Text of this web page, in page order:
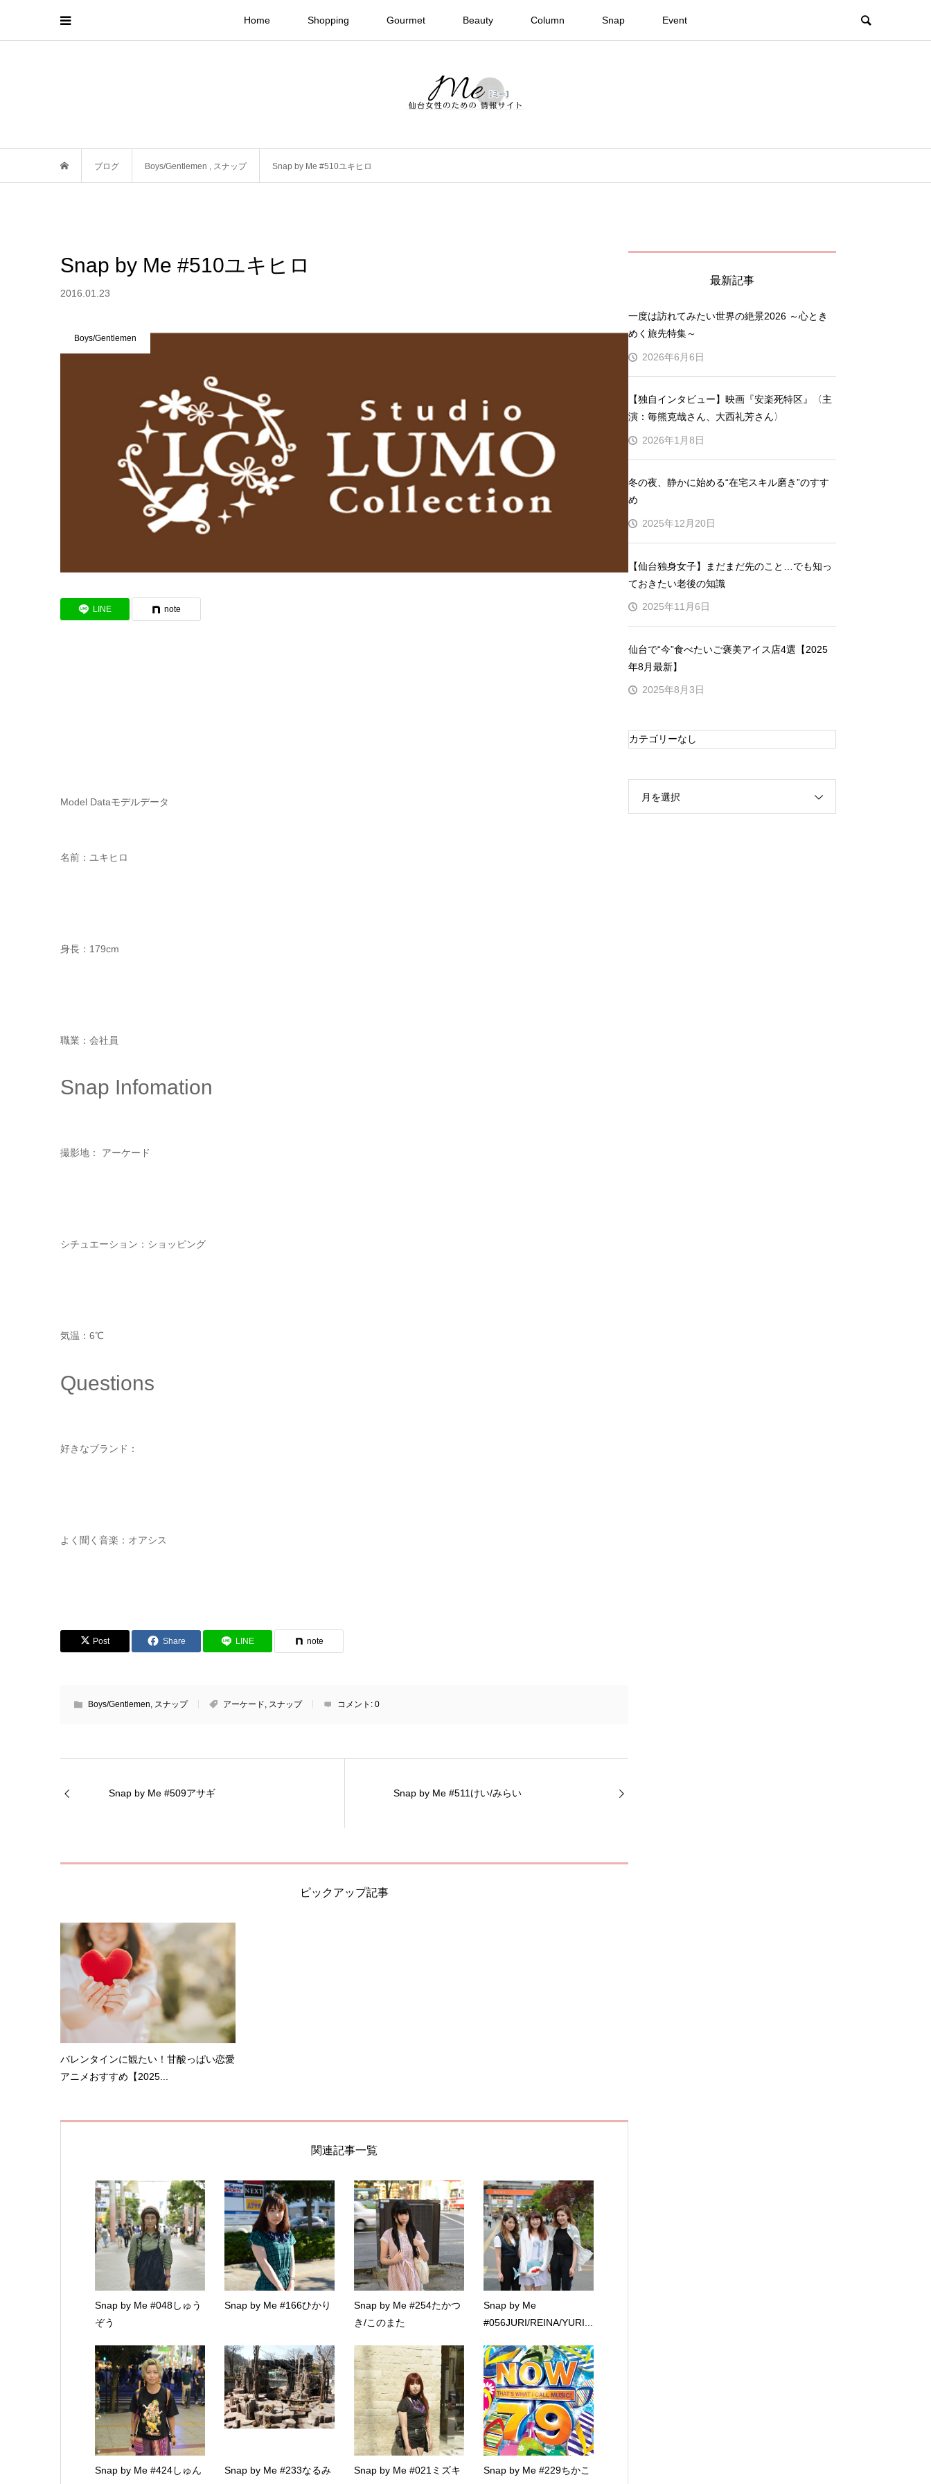
Home Shopping Gourmet Beauty Column Snap Event
ブログ Boys/Gentlemen , スナップ Snap by Me #510ユキヒロ
Snap by Me #510ユキヒロ
2016.01.23
Boys/Gentlemen
LINE note
Model Dataモデルデータ
名前：ユキヒロ
身長：179cm
職業：会社員
Snap Infomation
撮影地： アーケード
シチュエーション：ショッピング
気温：6℃
Questions
好きなブランド：
よく聞く音楽：オアシス
Post Share LINE note
Boys/Gentlemen, スナップ アーケード, スナップ コメント: 0
Snap by Me #509アサギ Snap by Me #511けい/みらい
ピックアップ記事
バレンタインに観たい！甘酸っぱい恋愛
アニメおすすめ【2025...
関連記事一覧
Snap by Me #048しゅう
ぞう
Snap by Me #166ひかり
Snap by Me #254たかつ
き/このまた
Snap by Me
#056JURI/REINA/YURI...
Snap by Me #424しゅん Snap by Me #233なるみ Snap by Me #021ミズキ Snap by Me #229ちかこ
最新記事
一度は訪れてみたい世界の絶景2026 ～心とき
めく旅先特集～
2026年6月6日
【独自インタビュー】映画『安楽死特区』〈主
演：毎熊克哉さん、大西礼芳さん〉
2026年1月8日
冬の夜、静かに始める“在宅スキル磨き”のすす
め
2025年12月20日
【仙台独身女子】まだまだ先のこと…でも知っ
ておきたい老後の知識
2025年11月6日
仙台で“今”食べたいご褒美アイス店4選【2025
年8月最新】
2025年8月3日
カテゴリーなし
月を選択